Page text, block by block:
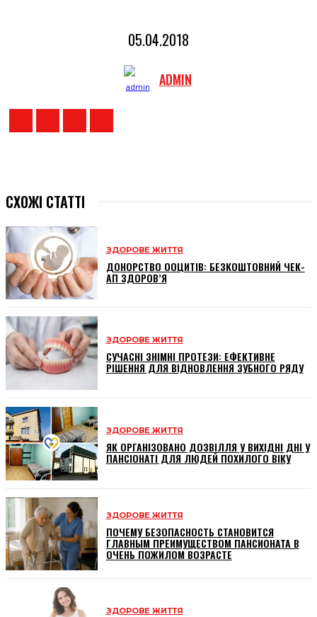
05.04.2018
ADMIN
СХОЖІ СТАТТІ
ЗДОРОВЕ ЖИТТЯ
ДОНОРСТВО ООЦИТІВ: БЕЗКОШТОВНИЙ ЧЕК-
АП ЗДОРОВ’Я
ЗДОРОВЕ ЖИТТЯ
СУЧАСНІ ЗНІМНІ ПРОТЕЗИ: ЕФЕКТИВНЕ
РІШЕННЯ ДЛЯ ВІДНОВЛЕННЯ ЗУБНОГО РЯДУ
ЗДОРОВЕ ЖИТТЯ
ЯК ОРГАНІЗОВАНО ДОЗВІЛЛЯ У ВИХІДНІ ДНІ У
ПАНСІОНАТІ ДЛЯ ЛЮДЕЙ ПОХИЛОГО ВІКУ
ЗДОРОВЕ ЖИТТЯ
ПОЧЕМУ БЕЗОПАСНОСТЬ СТАНОВИТСЯ
ГЛАВНЫМ ПРЕИМУЩЕСТВОМ ПАНСИОНАТА В
ОЧЕНЬ ПОЖИЛОМ ВОЗРАСТЕ
ЗДОРОВЕ ЖИТТЯ